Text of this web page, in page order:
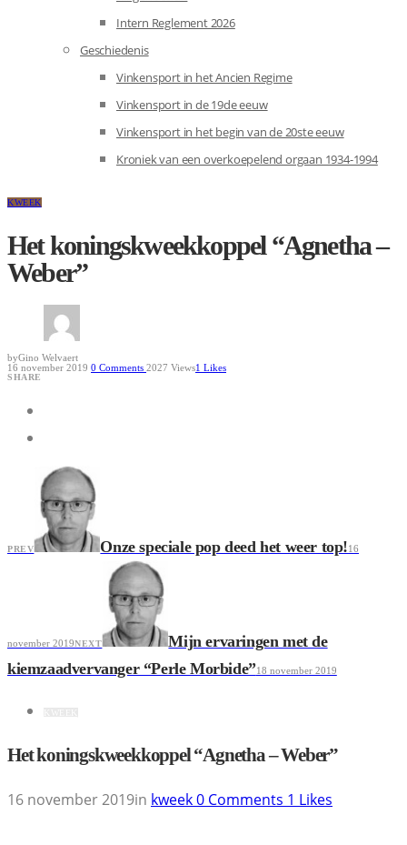
Intern Reglement 2026
Geschiedenis
Vinkensport in het Ancien Regime
Vinkensport in de 19de eeuw
Vinkensport in het begin van de 20ste eeuw
Kroniek van een overkoepelend orgaan 1934-1994
KWEEK
Het koningskweekkoppel “Agnetha –
Weber”
byGino Welvaert
16 november 2019 0 Comments 2027 Views1 Likes
SHARE
PREV Onze speciale pop deed het weer top!16
november 2019NEXT
Mijn ervaringen met de
kiemzaadvervanger “Perle Morbide”18 november 2019
Het koningskweekkoppel “Agnetha – Weber”
16 november 2019in kweek0 Comments 1 Likes